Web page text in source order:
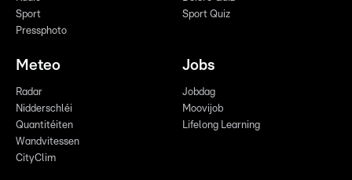
Sport
Pressphoto
Sport Quiz
Meteo
Radar
Nidderschléi
Quantitéiten
Wandvitessen
CityClim
Jobs
Jobdag
Moovijob
Lifelong Learning